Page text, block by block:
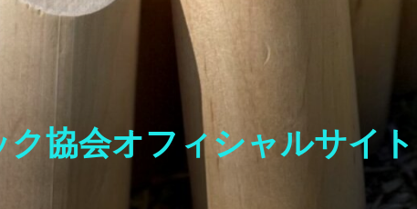
協会オフィシャルサイト